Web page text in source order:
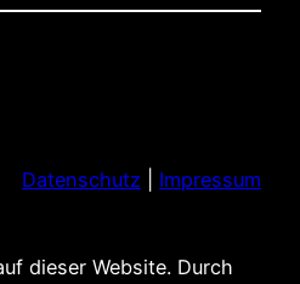
Datenschutz Impressum
dieser Website. Durch